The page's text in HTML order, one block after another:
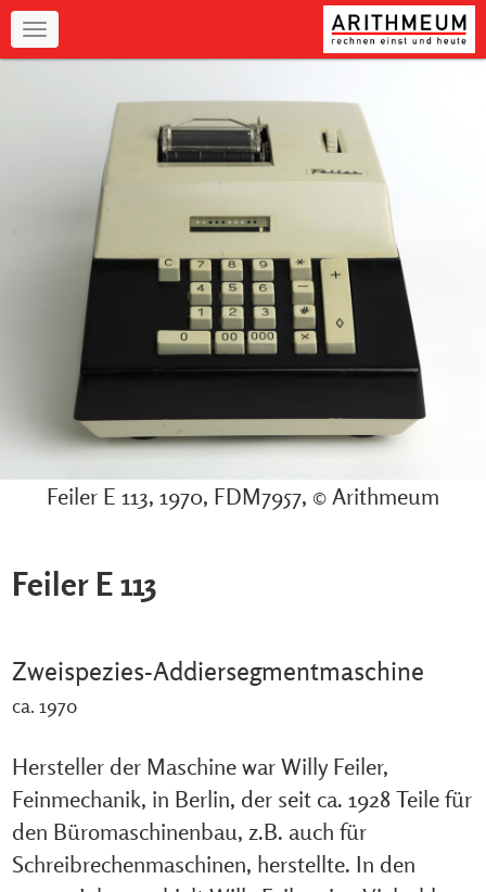
Navigation
Feiler E 113, 1970, FDM7957, © Arithmeum
Feiler E 113
Zweispezies-Addiersegmentmaschine
ca. 1970
Hersteller der Maschine war Willy Feiler,
Feinmechanik, in Berlin, der seit ca. 1928 Teile für
den Büromaschinenbau, z.B. auch für
Schreibrechenmaschinen, herstellte. In den